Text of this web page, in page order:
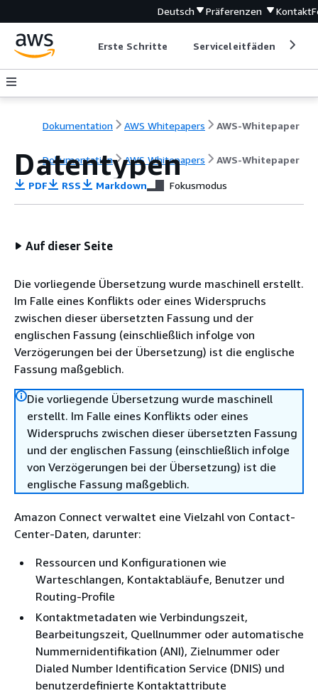
Deutsch Präferenzen Kontakt
Erste Schritte Serviceleitfäden
Dokumentation AWS Whitepapers AWS-Whitepaper
Dokumentation AWS Whitepapers AWS-Whitepaper
Datentypen
PDF RSS Markdown Fokusmodus
Auf dieser Seite
Die vorliegende Übersetzung wurde maschinell erstellt.
Im Falle eines Konflikts oder eines Widerspruchs
zwischen dieser übersetzten Fassung und der
englischen Fassung (einschließlich infolge von
Verzögerungen bei der Übersetzung) ist die englische
Fassung maßgeblich.
Die vorliegende Übersetzung wurde maschinell
erstellt. Im Falle eines Konflikts oder eines
Widerspruchs zwischen dieser übersetzten Fassung
und der englischen Fassung (einschließlich infolge
von Verzögerungen bei der Übersetzung) ist die
englische Fassung maßgeblich.
Amazon Connect verwaltet eine Vielzahl von Contact-
Center-Daten, darunter:
Ressourcen und Konfigurationen wie
Warteschlangen, Kontaktabläufe, Benutzer und
Routing-Profile
Kontaktmetadaten wie Verbindungszeit,
Bearbeitungszeit, Quellnummer oder automatische
Nummernidentifikation (ANI), Zielnummer oder
Dialed Number Identification Service (DNIS) und
benutzerdefinierte Kontaktattribute